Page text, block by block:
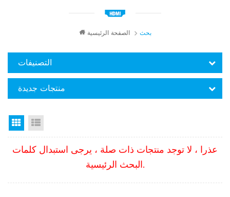
الصفحة الرئيسية بحث
التصنيفات
منتجات جديدة
Grid View
عذرا ، لا توجد منتجات ذات صلة ، يرجى استبدال كلمات
البحث الرئيسية.